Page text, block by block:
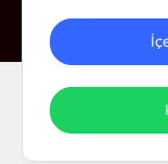
© 2024